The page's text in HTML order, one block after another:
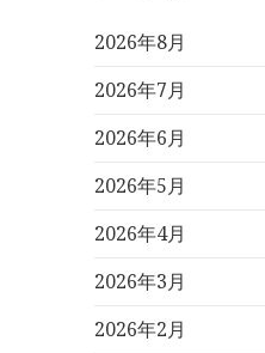
2026年8月
2026年7月
2026年6月
2026年5月
2026年4月
2026年3月
2026年2月